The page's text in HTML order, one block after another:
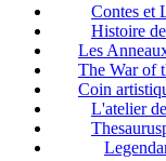
Contes et
Histoire
Les
The War of
Coin
L'atelier